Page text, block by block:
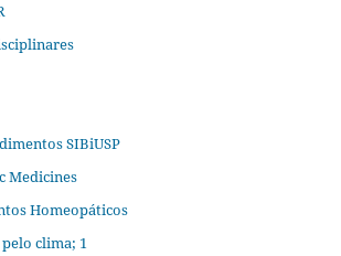
SIBiUSP
Medicines
Homeopáticos
pelo clima; 1